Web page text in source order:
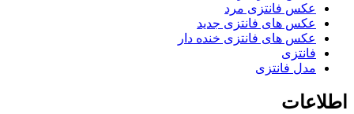
عکس فانتزی مرد
عکس های فانتزی جدید
عکس های فانتزی خنده دار
فانتزی
مدل فانتزی
اطلاعات